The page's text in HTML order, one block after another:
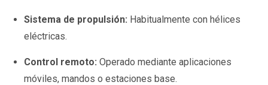
Sistema de propulsión: Habitualmente con hélices
eléctricas.
Control remoto: Operado mediante aplicaciones
móviles, mandos o estaciones base.